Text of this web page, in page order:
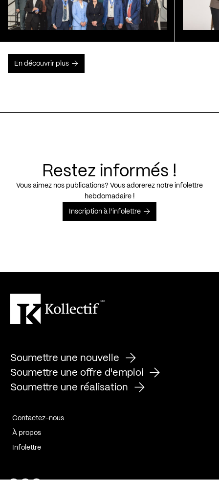
En découvrir plus
Restez informés !
Vous aimez nos publications? Vous adorerez notre infolettre
hebdomadaire !
Inscription à l’infolettre
Soumettre une nouvelle
Soumettre une offre d'emploi
Soumettre une réalisation
Contactez-nous
À propos
Infolettre